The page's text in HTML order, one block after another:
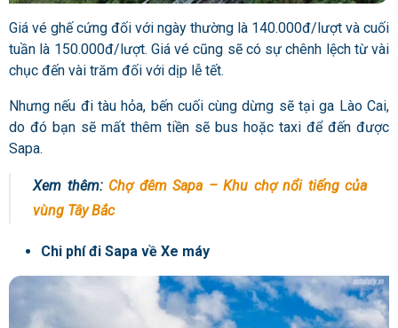
Giá vé ghế cứng đối với ngày thường là 140.000đ/lượt và cuối
tuần là 150.000đ/lượt. Giá vé cũng sẽ có sự chênh lệch từ vài
chục đến vài trăm đối với dịp lễ tết.
Nhưng nếu đi tàu hỏa, bến cuối cùng dừng sẽ tại ga Lào Cai,
do đó bạn sẽ mất thêm tiền sẽ bus hoặc taxi để đến được
Sapa.
Xem thêm: Chợ đêm Sapa – Khu chợ nổi tiếng của
vùng Tây Bắc
Chi phí đi Sapa về Xe máy